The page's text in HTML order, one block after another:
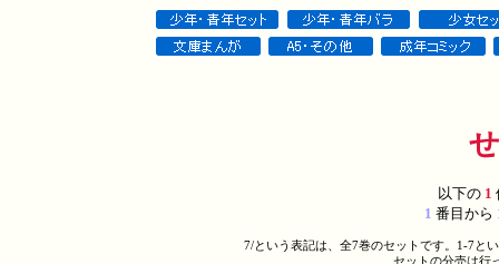
以下の1
1 番目から
7/という表記は、全7巻のセットです。1-7と